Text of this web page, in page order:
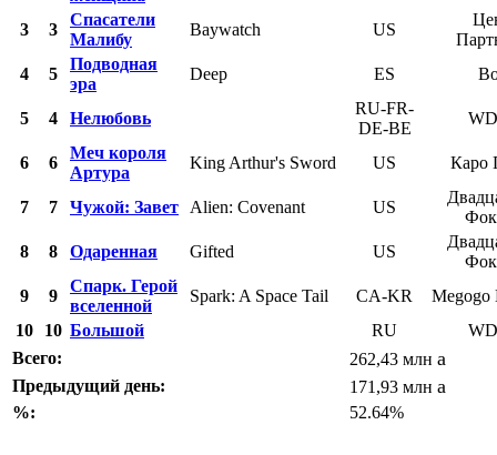
3
3
Спасатели
Малибу
Baywatch US
4
5
Подводная
эра
Deep ES
5 4 Нелюбовь
RU-FR-
DE-BE
6 6
Меч короля
Артура
King Arthur's Sword US Каро
7 7 Чужой: Завет Alien: Covenant US
8
8 Одаренная Gifted US
9
9
Спарк. Герой
вселенной
Spark: A Space Tail CA-KR
Megogo
10
10 Большой RU
Всего:
262,43 млн a
Предыдущий день: 171,93 млн a
%: 52.64%